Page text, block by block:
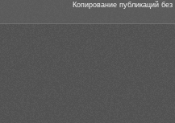
Копирование публикаций